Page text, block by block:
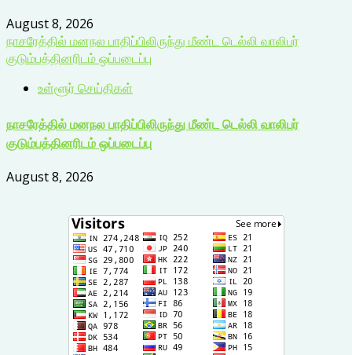
August 8, 2026
நாசரேத்தில் மனநல பாதிப்பிலிருந்து மீண்ட டெல்லி வாலிபர்
குடும்பத்தினரிடம் ஒப்படைப்பு
உள்ளூர் செய்திகள்
நாசரேத்தில் மனநல பாதிப்பிலிருந்து மீண்ட டெல்லி வாலிபர்
குடும்பத்தினரிடம் ஒப்படைப்பு
August 8, 2026